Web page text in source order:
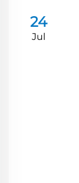
24
Jul